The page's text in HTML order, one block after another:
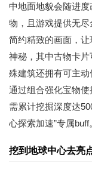
中地面地貌会随进
物，且游戏提供无
简约精致的画面，
神秘，其中古物卡
殊建筑还拥有可主
通过组合强化宝物
需累计挖掘深度达
心探索加速”专属buff
挖到地球中心去亮